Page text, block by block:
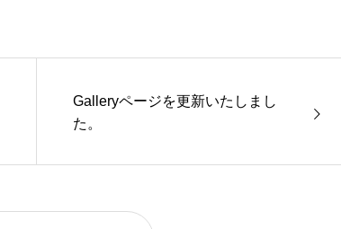
Galleryページを更新いたしまし
た。